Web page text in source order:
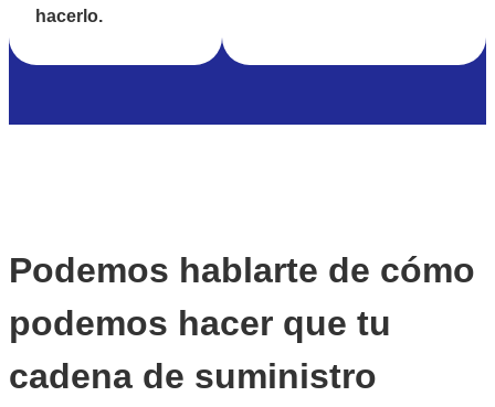
hacerlo.
Podemos hablarte de cómo
podemos hacer que tu
cadena de suministro